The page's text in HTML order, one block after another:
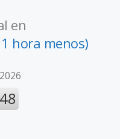
en
hora menos)